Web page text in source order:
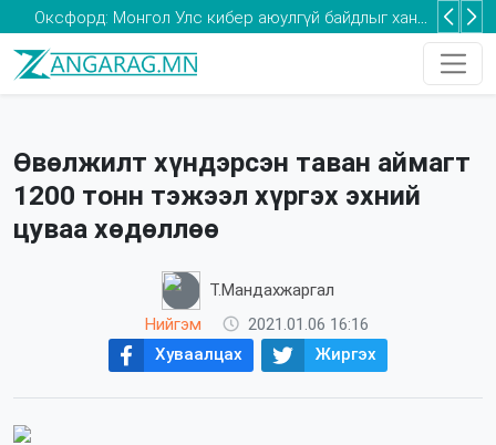
Та 2-5 насны хүүхдээ томуугийн эсрэг дархлаажуулалтад хамруулаарай
Өвөлжилт хүндэрсэн таван аймагт
1200 тонн тэжээл хүргэх эхний
цуваа хөдөллөө
Т.Мандахжаргал
Нийгэм
2021.01.06 16:16
Хуваалцах
Жиргэх